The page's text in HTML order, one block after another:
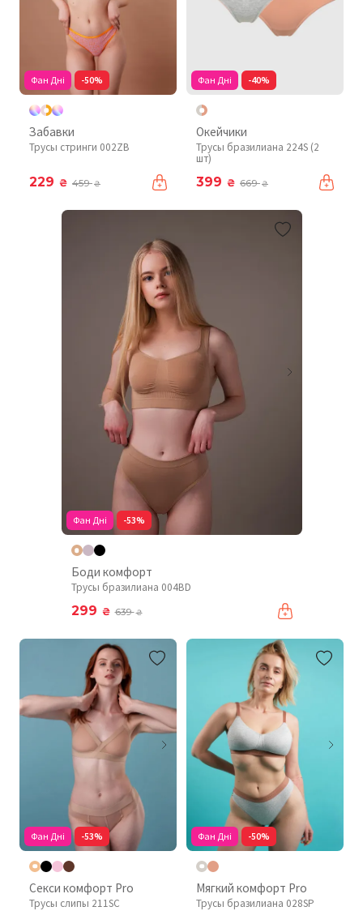
Фан Дні -50%
Забавки
Трусы стринги 002ZB
229 ₴ 459₴
Фан Дні -40%
Окейчики
Трусы бразилиана 224S (2
шт)
399 ₴ 669₴
Фан Дні -53%
Боди комфорт
Трусы бразилиана 004BD
299 ₴ 639₴
Фан Дні -53%
Секси комфорт Pro
Трусы слипы 211SC
Фан Дні -50%
Мягкий комфорт Pro
Трусы бразилиана 028SP